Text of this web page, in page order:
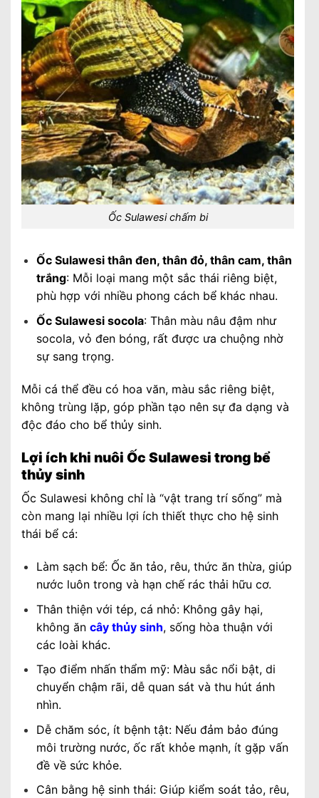
Ốc Sulawesi chấm bi
Ốc Sulawesi thân đen, thân đỏ, thân cam, thân
trắng: Mỗi loại mang một sắc thái riêng biệt,
phù hợp với nhiều phong cách bể khác nhau.
Ốc Sulawesi socola: Thân màu nâu đậm như
socola, vỏ đen bóng, rất được ưa chuộng nhờ
sự sang trọng.
Mỗi cá thể đều có hoa văn, màu sắc riêng biệt,
không trùng lặp, góp phần tạo nên sự đa dạng và
độc đáo cho bể thủy sinh.
Lợi ích khi nuôi Ốc Sulawesi trong bể
thủy sinh
Ốc Sulawesi không chỉ là “vật trang trí sống” mà
còn mang lại nhiều lợi ích thiết thực cho hệ sinh
thái bể cá:
Làm sạch bể: Ốc ăn tảo, rêu, thức ăn thừa, giúp
nước luôn trong và hạn chế rác thải hữu cơ.
Thân thiện với tép, cá nhỏ: Không gây hại,
không ăn cây thủy sinh, sống hòa thuận với
các loài khác.
Tạo điểm nhấn thẩm mỹ: Màu sắc nổi bật, di
chuyển chậm rãi, dễ quan sát và thu hút ánh
nhìn.
Dễ chăm sóc, ít bệnh tật: Nếu đảm bảo đúng
môi trường nước, ốc rất khỏe mạnh, ít gặp vấn
đề về sức khỏe.
Cân bằng hệ sinh thái: Giúp kiểm soát tảo, rêu,